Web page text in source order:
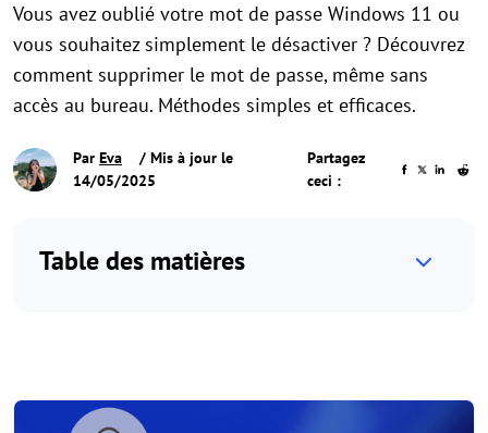
Vous avez oublié votre mot de passe Windows 11 ou
vous souhaitez simplement le désactiver ? Découvrez
comment supprimer le mot de passe, même sans
accès au bureau. Méthodes simples et efficaces.
Par Eva
/ Mis à jour le
14/05/2025
Partagez
ceci :
Table des matières